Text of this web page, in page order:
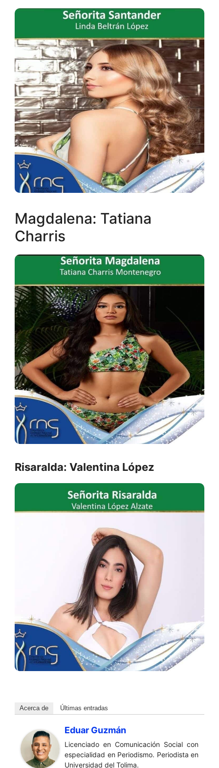
Magdalena: Tatiana
Charris
Risaralda: Valentina López
Acerca de Últimas entradas
Eduar Guzmán
Licenciado en Comunicación Social con
especialidad en Periodismo. Periodista en
Universidad del Tolima.